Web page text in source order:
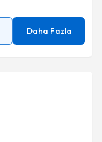
Daha Fazla